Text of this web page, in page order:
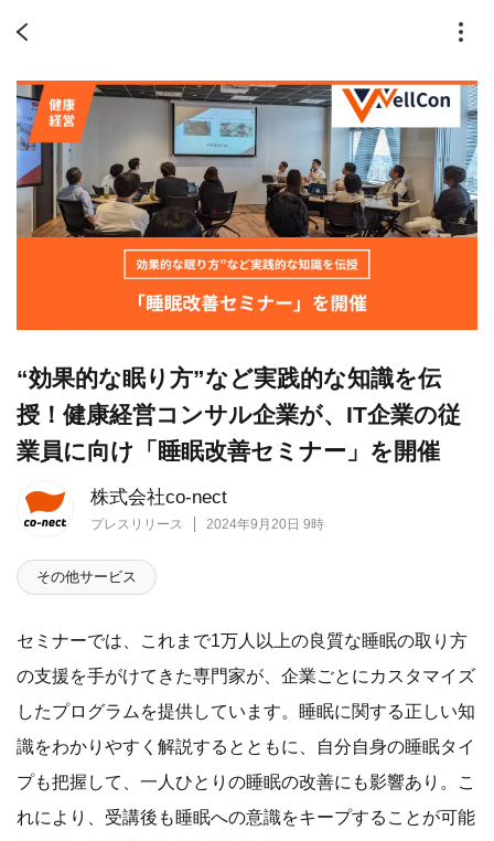
株式会社co-nect
プレスリリース 2024年9月20日 9時
“効果的な眠り方”など実践的な知識を伝
授！健康経営コンサル企業が、IT企業の従
業員に向け「睡眠改善セミナー」を開催
その他サービス
セミナーでは、これまで1万人以上の良質な睡眠の取り方
の支援を手がけてきた専門家が、企業ごとにカスタマイズ
したプログラムを提供しています。睡眠に関する正しい知
識をわかりやすく解説するとともに、自分自身の睡眠タイ
プも把握して、一人ひとりの睡眠の改善にも影響あり。こ
れにより、受講後も睡眠への意識をキープすることが可能